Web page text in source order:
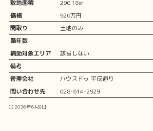
敷地面積
290.18㎡
価格
920万円
間取り
土地のみ
築年数
補助対象エリア
該当しない
備考
管理会社
ハウスドゥ 平成通り
問い合わせ先
028-614-2929
2026年6月9日